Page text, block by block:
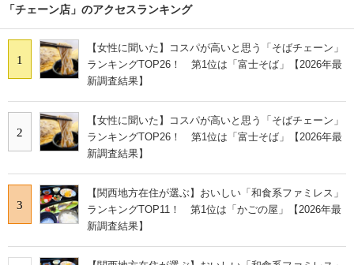
「チェーン店」のアクセスランキング
1
【女性に聞いた】コスパが高いと思う「そばチェーン」
ランキングTOP26！ 第1位は「富士そば」【2026年最
新調査結果】
2
【女性に聞いた】コスパが高いと思う「そばチェーン」
ランキングTOP26！ 第1位は「富士そば」【2026年最
新調査結果】
3
【関西地方在住が選ぶ】おいしい「和食系ファミレス」
ランキングTOP11！ 第1位は「かごの屋」【2026年最
新調査結果】